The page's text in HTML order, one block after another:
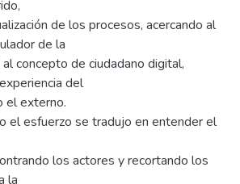
de los procesos, acercando al
de la
concepto de ciudadano digital,
del
el externo.
el esfuerzo se tradujo en entender el
los actores y recortando los
la